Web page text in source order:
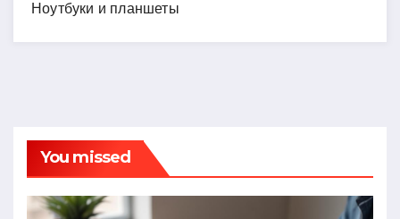
Ноутбуки и планшеты
You missed